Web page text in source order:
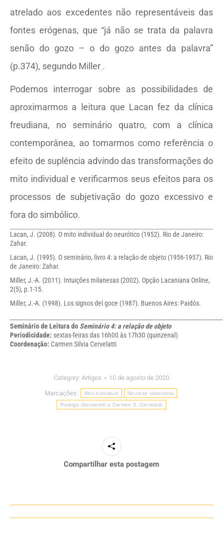
atrelado aos excedentes não representáveis das
fontes erógenas, que “já não se trata da palavra
senão do gozo – o do gozo antes da palavra”
(p.374), segundo Miller .
Podemos interrogar sobre as possibilidades de
aproximarmos a leitura que Lacan fez da clínica
freudiana, no seminário quatro, com a clínica
contemporânea, ao tomarmos como referência o
efeito de suplência advindo das transformações do
mito individual e verificarmos seus efeitos para os
processos de subjetivação do gozo excessivo e
fora do simbólico.
Lacan, J. (2008). O mito individual do neurótico (1952). Rio de Janeiro:
Zahar.
Lacan, J. (1995). O seminário, livro 4: a relação de objeto (1956-1957). Rio
de Janeiro: Zahar.
Miller, J.-A. (2011). Intuições milanesas (2002). Opção Lacaniana Online,
2(5), p.1-15.
Miller, J.-A. (1998). Los signos del goce (1987). Buenos Aires: Paidós.
Seminário de Leitura do Seminário 4: a relação de objeto
Periodicidade: sextas-feiras das 16h00 às 17h30 (quinzenal)
Coordenação: Carmen Silvia Cervelatti
Category: Artigos 10 de agosto de 2020
Marcações: Mito individual Neurose obsessiva
Rodrigo Giovanetti e Carmen S. Cervelatti
Compartilhar esta postagem
Navegação